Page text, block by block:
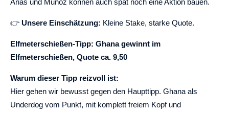
Arias und Muñoz können auch spät noch eine Aktion bauen.
👉 Unsere Einschätzung: Kleine Stake, starke Quote.
Elfmeterschießen-Tipp: Ghana gewinnt im
Elfmeterschießen, Quote ca. 9,50
Warum dieser Tipp reizvoll ist:
Hier gehen wir bewusst gegen den Haupttipp. Ghana als
Underdog vom Punkt, mit komplett freiem Kopf und